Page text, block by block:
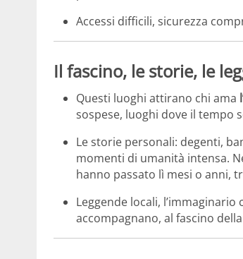
Accessi difficili, sicurezza
Il fascino, le storie, le
Questi luoghi attirano chi ama
sospese, luoghi dove il tempo
Le storie personali: degenti,
momenti di umanità intensa.
hanno passato lì mesi o anni,
Leggende locali,
accompagnano, al fascino